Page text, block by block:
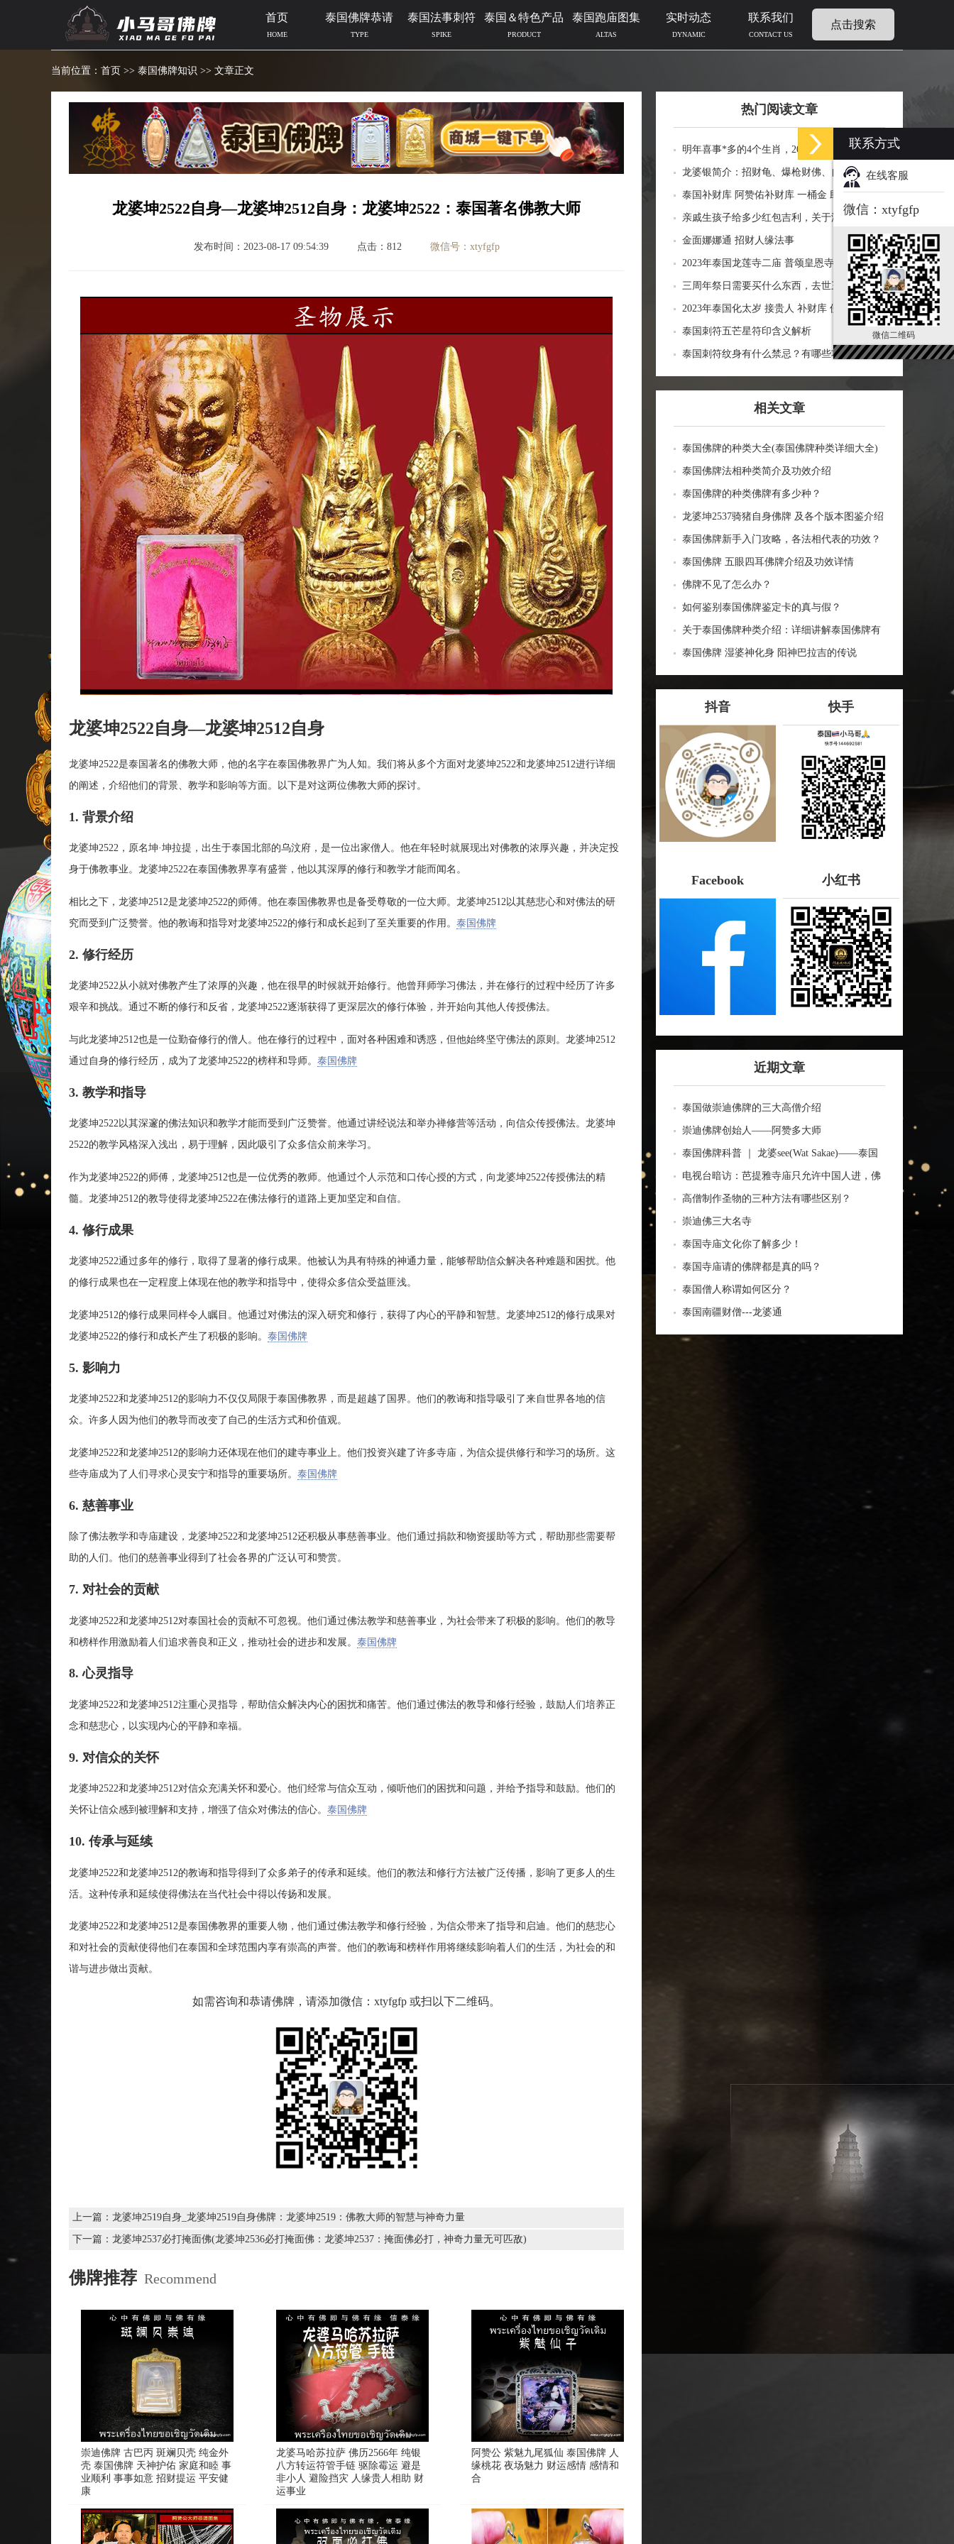
首页
HOME
泰国佛牌恭请
TYPE
泰国法事刺符
SPIKE
泰国＆特色产品
PRODUCT
泰国跑庙图集
ALTAS
实时动态
DYNAMIC
联系我们
CONTACT US
点击搜索
当前位置： 首页 >> 泰国佛牌知识 >> 文章正文
龙婆坤2522自身—龙婆坤2512自身：龙婆坤2522：泰国著名佛教大师
发布时间：2023-08-17 09:54:39 点击：812 微信号：xtyfgfp
龙婆坤2522自身—龙婆坤2512自身
龙婆坤2522是泰国著名的佛教大师，他的名字在泰国佛教界广为人知。我们将从多个方面对龙婆坤2522和龙婆坤2512进行详细
的阐述，介绍他们的背景、教学和影响等方面。以下是对这两位佛教大师的探讨。
1. 背景介绍
龙婆坤2522，原名坤·坤拉提，出生于泰国北部的乌汶府，是一位出家僧人。他在年轻时就展现出对佛教的浓厚兴趣，并决定投
身于佛教事业。龙婆坤2522在泰国佛教界享有盛誉，他以其深厚的修行和教学才能而闻名。
相比之下，龙婆坤2512是龙婆坤2522的师傅。他在泰国佛教界也是备受尊敬的一位大师。龙婆坤2512以其慈悲心和对佛法的研
究而受到广泛赞誉。他的教诲和指导对龙婆坤2522的修行和成长起到了至关重要的作用。 泰国佛牌
2. 修行经历
龙婆坤2522从小就对佛教产生了浓厚的兴趣，他在很早的时候就开始修行。他曾拜师学习佛法，并在修行的过程中经历了许多
艰辛和挑战。通过不断的修行和反省，龙婆坤2522逐渐获得了更深层次的修行体验，并开始向其他人传授佛法。
与此龙婆坤2512也是一位勤奋修行的僧人。他在修行的过程中，面对各种困难和诱惑，但他始终坚守佛法的原则。龙婆坤2512
通过自身的修行经历，成为了龙婆坤2522的榜样和导师。 泰国佛牌
3. 教学和指导
龙婆坤2522以其深邃的佛法知识和教学才能而受到广泛赞誉。他通过讲经说法和举办禅修营等活动，向信众传授佛法。龙婆坤
2522的教学风格深入浅出，易于理解，因此吸引了众多信众前来学习。
作为龙婆坤2522的师傅，龙婆坤2512也是一位优秀的教师。他通过个人示范和口传心授的方式，向龙婆坤2522传授佛法的精
髓。龙婆坤2512的教导使得龙婆坤2522在佛法修行的道路上更加坚定和自信。
4. 修行成果
龙婆坤2522通过多年的修行，取得了显著的修行成果。他被认为具有特殊的神通力量，能够帮助信众解决各种难题和困扰。他
的修行成果也在一定程度上体现在他的教学和指导中，使得众多信众受益匪浅。
龙婆坤2512的修行成果同样令人瞩目。他通过对佛法的深入研究和修行，获得了内心的平静和智慧。龙婆坤2512的修行成果对
龙婆坤2522的修行和成长产生了积极的影响。 泰国佛牌
5. 影响力
龙婆坤2522和龙婆坤2512的影响力不仅仅局限于泰国佛教界，而是超越了国界。他们的教诲和指导吸引了来自世界各地的信
众。许多人因为他们的教导而改变了自己的生活方式和价值观。
龙婆坤2522和龙婆坤2512的影响力还体现在他们的建寺事业上。他们投资兴建了许多寺庙，为信众提供修行和学习的场所。这
些寺庙成为了人们寻求心灵安宁和指导的重要场所。 泰国佛牌
6. 慈善事业
除了佛法教学和寺庙建设，龙婆坤2522和龙婆坤2512还积极从事慈善事业。他们通过捐款和物资援助等方式，帮助那些需要帮
助的人们。他们的慈善事业得到了社会各界的广泛认可和赞赏。
7. 对社会的贡献
龙婆坤2522和龙婆坤2512对泰国社会的贡献不可忽视。他们通过佛法教学和慈善事业，为社会带来了积极的影响。他们的教导
和榜样作用激励着人们追求善良和正义，推动社会的进步和发展。 泰国佛牌
8. 心灵指导
龙婆坤2522和龙婆坤2512注重心灵指导，帮助信众解决内心的困扰和痛苦。他们通过佛法的教导和修行经验，鼓励人们培养正
念和慈悲心，以实现内心的平静和幸福。
9. 对信众的关怀
龙婆坤2522和龙婆坤2512对信众充满关怀和爱心。他们经常与信众互动，倾听他们的困扰和问题，并给予指导和鼓励。他们的
关怀让信众感到被理解和支持，增强了信众对佛法的信心。 泰国佛牌
10. 传承与延续
龙婆坤2522和龙婆坤2512的教诲和指导得到了众多弟子的传承和延续。他们的教法和修行方法被广泛传播，影响了更多人的生
活。这种传承和延续使得佛法在当代社会中得以传扬和发展。
龙婆坤2522和龙婆坤2512是泰国佛教界的重要人物，他们通过佛法教学和修行经验，为信众带来了指导和启迪。他们的慈悲心
和对社会的贡献使得他们在泰国和全球范围内享有崇高的声誉。他们的教诲和榜样作用将继续影响着人们的生活，为社会的和
谐与进步做出贡献。
如需咨询和恭请佛牌，请添加微信：xtyfgfp 或扫以下二维码。
上一篇： 龙婆坤2519自身_龙婆坤2519自身佛牌：龙婆坤2519：佛教大师的智慧与神奇力量
下一篇： 龙婆坤2537必打掩面佛(龙婆坤2536必打掩面佛：龙婆坤2537：掩面佛必打，神奇力量无可匹敌)
佛牌推荐 Recommend
崇迪佛牌 古巴丙 斑斓贝壳 纯金外
壳 泰国佛牌 天神护佑 家庭和睦 事
业顺利 事事如意 招财提运 平安健
康
龙婆马哈苏拉萨 佛历2566年 纯银
八方转运符管手链 驱除霉运 避是
非小人 避险挡灾 人缘贵人相助 财
运事业
阿赞公 紫魅九尾狐仙 泰国佛牌 人
缘桃花 夜场魅力 财运感情 感情和
合
热门阅读文章
明年喜事*多的4个生肖，2024年什么生肖福运
临门好事连连
龙婆银简介：招财龟、爆枪财佛、自身佛牌的
功效介绍
泰国补财库 阿赞佑补财库 一桶金 助力生意财
运财富
亲戚生孩子给多少红包吉利，关于添丁份子钱
风水讲究
金面娜娜通 招财人缘法事
2023年泰国龙莲寺二庙 普颂皇恩寺化太岁 接
贵人 补财库 佛历2566年
三周年祭日需要买什么东西，去世三周年祭祀
用品风水
2023年泰国化太岁 接贵人 补财库 佛历2566年
泰国刺符五芒星符印含义解析
泰国刺符纹身有什么禁忌？有哪些功效？
相关文章
泰国佛牌的种类大全(泰国佛牌种类详细大全)
泰国佛牌法相种类简介及功效介绍
泰国佛牌的种类佛牌有多少种？
龙婆坤2537骑猪自身佛牌 及各个版本图鉴介绍
泰国佛牌新手入门攻略，各法相代表的功效？
泰国佛牌 五眼四耳佛牌介绍及功效详情
佛牌不见了怎么办？
如何鉴别泰国佛牌鉴定卡的真与假？
关于泰国佛牌种类介绍：详细讲解泰国佛牌有
哪些种类！
泰国佛牌 湿婆神化身 阳神巴拉吉的传说
抖音 快手
Facebook 小红书
近期文章
泰国做崇迪佛牌的三大高僧介绍
崇迪佛牌创始人——阿赞多大师
泰国佛牌科普 ｜ 龙婆see(Wat Sakae)——泰国
四面神前三高僧
电视台暗访：芭提雅寺庙只允许中国人进，佛
牌高于常价100多倍！
高僧制作圣物的三种方法有哪些区别？
崇迪佛三大名寺
泰国寺庙文化你了解多少！
泰国寺庙请的佛牌都是真的吗？
泰国僧人称谓如何区分？
泰国南疆财僧---龙婆通
联系方式
在线客服
微信：xtyfgfp
微信二维码